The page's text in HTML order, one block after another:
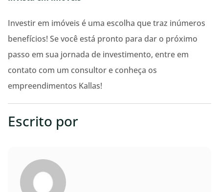
Investir em imóveis é uma escolha que traz inúmeros
benefícios! Se você está pronto para dar o próximo
passo em sua jornada de investimento, entre em
contato com um consultor e conheça os
empreendimentos Kallas!
Escrito por